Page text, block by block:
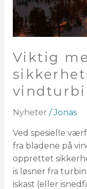
Viktig
Nyheter /Jonas
Ved spesielle
fra bladene på
opprettet
is løsner fra
iskast (eller